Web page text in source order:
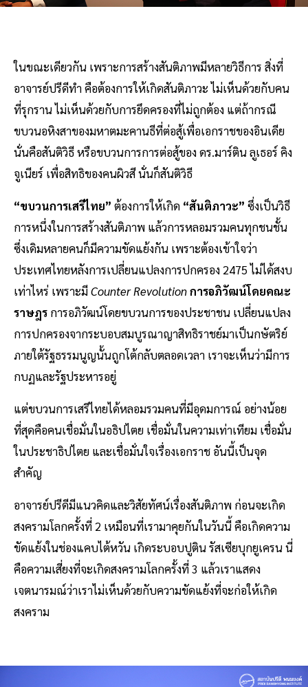
ในขณะเดียวกัน เพราะการสร้างสันติภาพมีหลายวิธีการ สิ่งที่
อาจารย์ปรีดีทำ คือต้องการให้เกิดสันติภาวะ ไม่เห็นด้วยกับคน
ที่รุกราน ไม่เห็นด้วยกับการยึดครองที่ไม่ถูกต้อง แต่ถ้ากรณี
ขบวนอหิงสาของมหาตมะคานธีที่ต่อสู้เพื่อเอกราชของอินเดีย
นั่นคือสันติวิธี หรือขบวนการการต่อสู้ของ ดร.มาร์ติน ลูเธอร์ คิง
จูเนียร์ เพื่อสิทธิของคนผิวสี นั่นก็สันติวิธี
“ขบวนการเสรีไทย” ต้องการให้เกิด “สันติภาวะ” ซึ่งเป็นวิธี
การหนึ่งในการสร้างสันติภาพ แล้วการหลอมรวมคนทุกชนชั้น
ซึ่งเดิมหลายคนก็มีความขัดแย้งกัน เพราะต้องเข้าใจว่า
ประเทศไทยหลังการเปลี่ยนแปลงการปกครอง 2475 ไม่ได้สงบ
เท่าไหร่ เพราะมีCounter Revolutionการอภิวัฒน์โดยคณะ
ราษฎร การอภิวัฒน์โดยขบวนการของประชาชน เปลี่ยนแปลง
การปกครองจากระบอบสมบูรณาญาสิทธิราชย์มาเป็นกษัตริย์
ภายใต้รัฐธรรมนูญนั้นถูกโต้กลับตลอดเวลา เราจะเห็นว่ามีการ
กบฏและรัฐประหารอยู่
แต่ขบวนการเสรีไทยได้หลอมรวมคนที่มีอุดมการณ์ อย่างน้อย
ที่สุดคือคนเชื่อมั่นในอธิปไตย เชื่อมั่นในความเท่าเทียม เชื่อมั่น
ในประชาธิปไตย และเชื่อมั่นใจเรื่องเอกราช อันนี้เป็นจุด
สำคัญ
อาจารย์ปรีดีมีแนวคิดและวิสัยทัศน์เรื่องสันติภาพ ก่อนจะเกิด
สงครามโลกครั้งที่ 2 เหมือนที่เรามาคุยกันในวันนี้ คือเกิดความ
ขัดแย้งในช่องแคบไต้หวัน เกิดระบอบปูติน รัสเซียบุกยูเครน นี่
คือความเสี่ยงที่จะเกิดสงครามโลกครั้งที่ 3 แล้วเราแสดง
เจตนารมณ์ว่าเราไม่เห็นด้วยกับความขัดแย้งที่จะก่อให้เกิด
สงคราม